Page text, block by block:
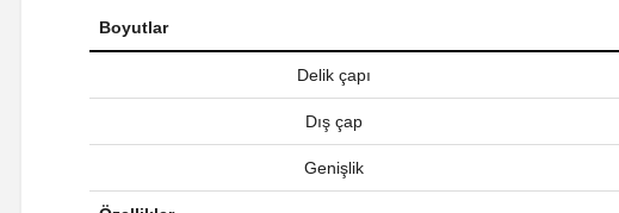
Boyutlar
Delik çapı
Dış çap
Genişlik